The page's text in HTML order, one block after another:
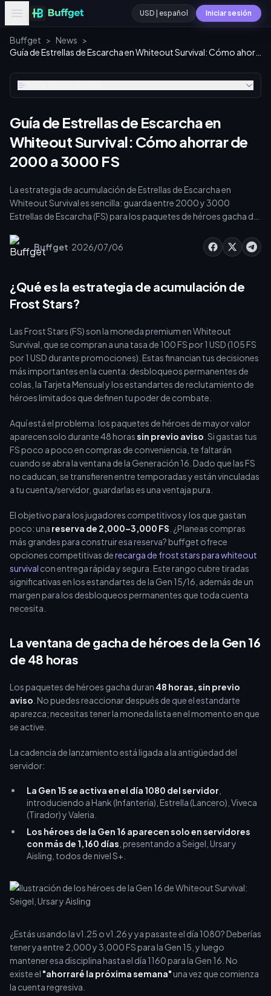
USD | español Iniciar sesión
Buffget > News >
Guía de Estrellas de Escarcha en
Whiteout Survival: Cómo ahorrar de
2000 a 3000 FS
La estrategia de acumulación de Estrellas de Escarcha en
Whiteout Survival es sencilla: guarda entre 2000 y 3000
Estrellas de Escarcha (FS) para los paquetes de héroes gacha de
servidor. Las FS nunca caducan y se transfieren entre
temporadas, por lo que el ahorro disciplinado, en lugar del
ventanas de alto valor sin previo aviso.
Buffget·2026/07/06
¿Qué es la estrategia de acumulación de
Frost Stars?
Las Frost Stars (FS) son la moneda premium en Whiteout
Survival, que se compran a una tasa de 100 FS por 1 USD (105 FS
por 1 USD durante promociones). Estas financian tus decisiones
más importantes en la cuenta: desbloqueos permanentes de
colas, la Tarjeta Mensual y los estandartes de reclutamiento de
héroes limitados que definen tu poder de combate.
Aquí está el problema: los paquetes de héroes de mayor valor
aparecen solo durante 48 horassin previo aviso . Si gastas tus
FS poco a poco en compras de conveniencia, te faltarán
cuando se abra la ventana de la Generación 16. Dado que las FS
no caducan, se transfieren entre temporadas y están vinculadas
a tu cuenta/servidor, guardarlas es una ventaja pura.
El objetivo para los jugadores competitivos y los que gastan
poco: una reserva de 2,000–3,000 FS . ¿Planeas compras
más grandes para construir esa reserva? buffget ofrece
opciones competitivas derecarga de frost stars para whiteout
survival con entrega rápida y segura. Este rango cubre tiradas
significativas en los estandartes de la Gen 15/16, además de un
margen para los desbloqueos permanentes que toda cuenta
necesita.
La ventana de gacha de héroes de la Gen 16
de 48 horas
Los paquetes de héroes gacha duran 48 horas, sin previo
aviso . No puedes reaccionar después de que el estandarte
aparezca; necesitas tener la moneda lista en el momento en que
se active.
La cadencia de lanzamiento está ligada a la antigüedad del
servidor:
La Gen 15 se activa en el día 1080 del servidor
introduciendo a Hank (Infantería), Estrella (Lancero), Viveca
(Tirador) y Valeria.
Los héroes de la Gen 16 aparecen solo en servidores
con más de 1,160 días , presentando a Seigel, Ursar y
Aisling, todos de nivel S+.
¿Estás usando la v1.25 o v1.26 y ya pasaste el día 1080? Deberías
tener ya entre 2,000 y 3,000 FS para la Gen 15, y luego
mantener esa disciplina hasta el día 1160 para la Gen 16. No
existe el "ahorraré la próxima semana"una vez que comienza
la cuenta regresiva.